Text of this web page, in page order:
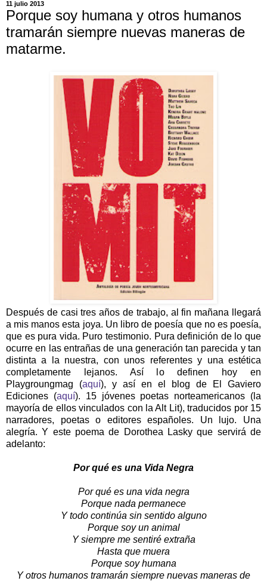
11 julio 2013
Porque soy humana y otros humanos
tramarán siempre nuevas maneras de
matarme.
Después de casi tres años de trabajo, al fin mañana llegará
a mis manos esta joya. Un libro de poesía que no es poesía,
que es pura vida. Puro testimonio. Pura definición de lo que
ocurre en las entrañas de una generación tan parecida y tan
distinta a la nuestra, con unos referentes y una estética
completamente lejanos. Así lo definen hoy en
Playgroungmag (aquí), y así en el blog de El Gaviero
Ediciones (aquí). 15 jóvenes poetas norteamericanos (la
mayoría de ellos vinculados con la Alt Lit), traducidos por 15
narradores, poetas o editores españoles. Un lujo. Una
alegría. Y este poema de Dorothea Lasky que servirá de
adelanto:
Por qué es una Vida Negra
Por qué es una vida negra
Porque nada permanece
Y todo continúa sin sentido alguno
Porque soy un animal
Y siempre me sentiré extraña
Hasta que muera
Porque soy humana
Y otros humanos tramarán siempre nuevas maneras de